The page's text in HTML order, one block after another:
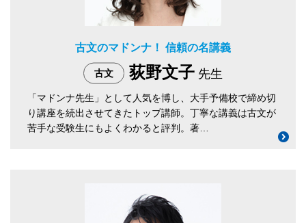
古文のマドンナ！ 信頼の名講義
古文 荻野文子 先生
「マドンナ先生」として人気を博し、大手予備校で締め切
り講座を続出させてきたトップ講師。丁寧な講義は古文が
苦手な受験生にもよくわかると評判。著…